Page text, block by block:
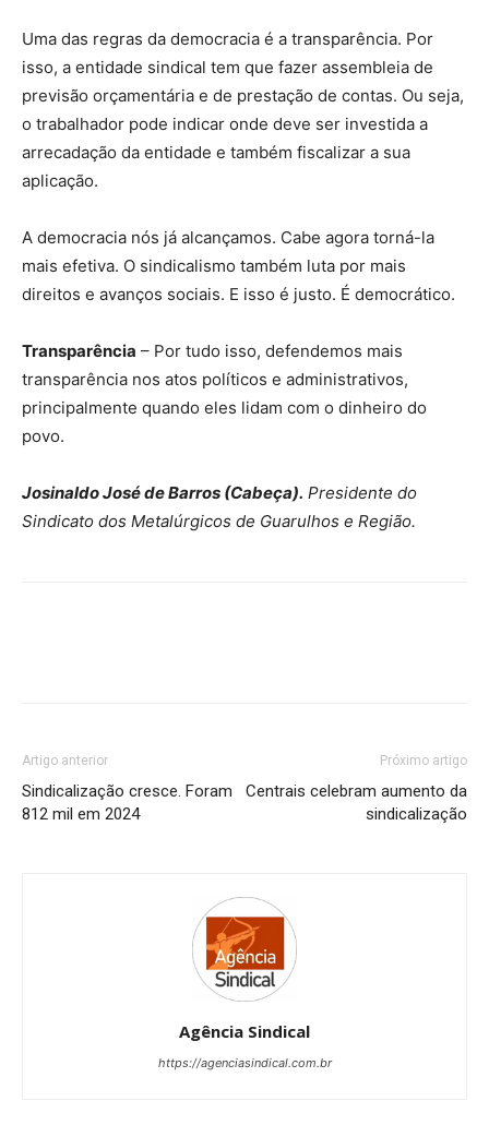
Uma das regras da democracia é a transparência. Por
isso, a entidade sindical tem que fazer assembleia de
previsão orçamentária e de prestação de contas. Ou seja,
o trabalhador pode indicar onde deve ser investida a
arrecadação da entidade e também fiscalizar a sua
aplicação.
A democracia nós já alcançamos. Cabe agora torná-la
mais efetiva. O sindicalismo também luta por mais
direitos e avanços sociais. E isso é justo. É democrático.
Transparência – Por tudo isso, defendemos mais
transparência nos atos políticos e administrativos,
principalmente quando eles lidam com o dinheiro do
povo.
Josinaldo José de Barros (Cabeça). Presidente do
Sindicato dos Metalúrgicos de Guarulhos e Região.
Artigo anterior
Sindicalização cresce. Foram
812 mil em 2024
Próximo artigo
Centrais celebram aumento da
sindicalização
Agência Sindical
https://agenciasindical.com.br